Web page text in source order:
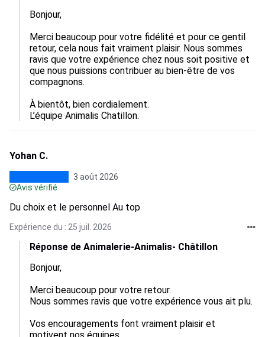
Bonjour,
Merci beaucoup pour votre fidélité et pour ce gentil
retour, cela nous fait vraiment plaisir. Nous sommes
ravis que votre expérience chez nous soit positive et
que nous puissions contribuer au bien-être de vos
compagnons.
À bientôt, bien cordialement.
L’équipe Animalis Chatillon.
Yohan C.
3 août 2026
Avis vérifié
Du choix et le personnel Au top
Expérience du : 25 juil. 2026
Réponse de Animalerie-Animalis- Châtillon
Bonjour,
Merci beaucoup pour votre retour.
Nous sommes ravis que votre expérience vous ait plu.
Vos encouragements font vraiment plaisir et